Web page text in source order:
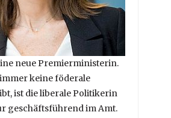
neue Premierministerin.
keine föderale
ist die liberale Politikerin
geschäftsführend im Amt.